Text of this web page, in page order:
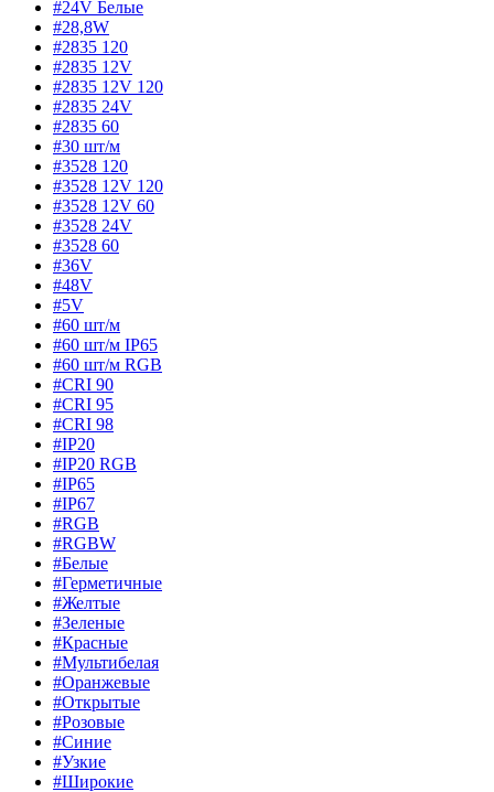
#24V Белые
#28,8W
#2835 120
#2835 12V
#2835 12V 120
#2835 24V
#2835 60
#30 шт/м
#3528 120
#3528 12V 120
#3528 12V 60
#3528 24V
#3528 60
#36V
#48V
#5V
#60 шт/м
#60 шт/м IP65
#60 шт/м RGB
#CRI 90
#CRI 95
#CRI 98
#IP20
#IP20 RGB
#IP65
#IP67
#RGB
#RGBW
#Белые
#Герметичные
#Желтые
#Зеленые
#Красные
#Мультибелая
#Оранжевые
#Открытые
#Розовые
#Синие
#Узкие
#Широкие